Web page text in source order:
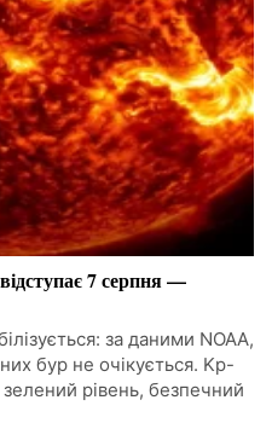
7 серпня —
за даними NOAA,
бур не очікується. Kp-
рівень, безпечний